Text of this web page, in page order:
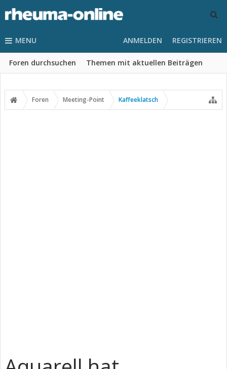
MENU
Foren durchsuchen Themen mit aktuellen Beiträgen
ANMELDEN REGISTRIEREN
Foren Meeting-Point Kaffeeklatsch